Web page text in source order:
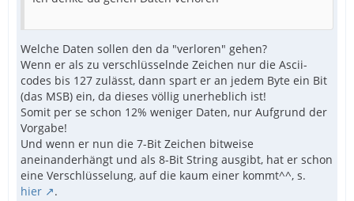
Welche Daten sollen den da "verloren" gehen?
Wenn er als zu verschlüsselnde Zeichen nur die Ascii-
codes bis 127 zulässt, dann spart er an jedem Byte ein Bit
(das MSB) ein, da dieses völlig unerheblich ist!
Somit per se schon 12% weniger Daten, nur Aufgrund der
Vorgabe!
Und wenn er nun die 7-Bit Zeichen bitweise
aneinanderhängt und als 8-Bit String ausgibt, hat er schon
eine Verschlüsselung, auf die kaum einer kommt^^, s.
hier
.